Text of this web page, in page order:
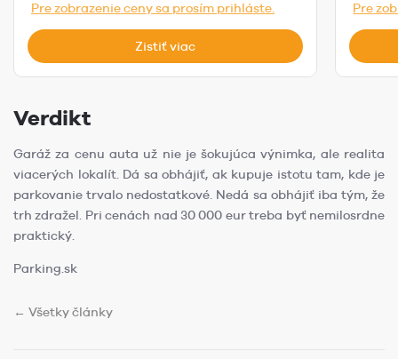
Pre zobrazenie ceny sa prosím prihláste.
Zistiť viac
Pre
Verdikt
Garáž za cenu auta už nie je šokujúca výnimka, ale realita
viacerých lokalít. Dá sa obhájiť, ak kupuje istotu tam, kde je
parkovanie trvalo nedostatkové. Nedá sa obhájiť iba tým, že
trh zdražel. Pri cenách nad 30 000 eur treba byť nemilosrdne
praktický.
Parking.sk
← Všetky články